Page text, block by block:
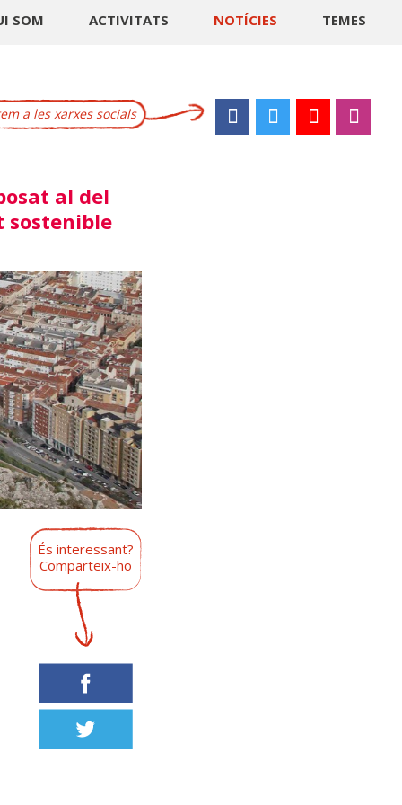
SOM ACTIVITATS NOTÍCIES TEMES
a les xarxes socials
al del
sostenible
És interessant?
Comparteix-ho